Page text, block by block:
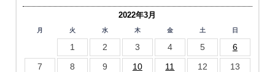
2022年3月
月 火 水 木 金 土 日
1 2 3 4 5
6
7
8 9 10 11 12
13